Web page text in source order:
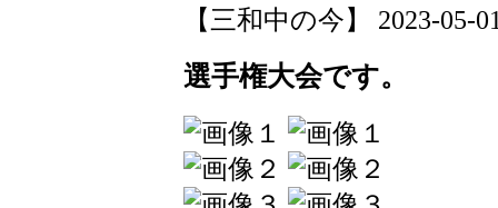
【三和中の今】 2023-05-
選手権大会です。